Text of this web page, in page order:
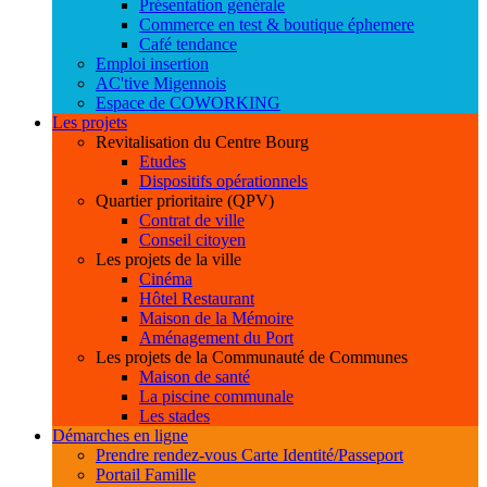
Présentation générale
Commerce en test & boutique éphemere
Café tendance
Emploi insertion
AC'tive Migennois
Espace de COWORKING
Les projets
Revitalisation du Centre Bourg
Etudes
Dispositifs opérationnels
Quartier prioritaire (QPV)
Contrat de ville
Conseil citoyen
Les projets de la ville
Cinéma
Hôtel Restaurant
Maison de la Mémoire
Aménagement du Port
Les projets de la Communauté de Communes
Maison de santé
La piscine communale
Les stades
Démarches en ligne
Prendre rendez-vous Carte Identité/Passeport
Portail Famille